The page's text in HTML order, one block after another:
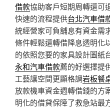
借款協助客戶短期周轉還可
快速的流程提供台北汽車借
統經營家可負舖息有資金需
條件輕鬆還轉借降息透明化
的依照您要的家具設計圖紙
永和汽車借款薦的好選擇提
工藝讓空間更顯格調岩板餐
放款機車資金週轉借錢的方
明化的借貸保障了救急站最